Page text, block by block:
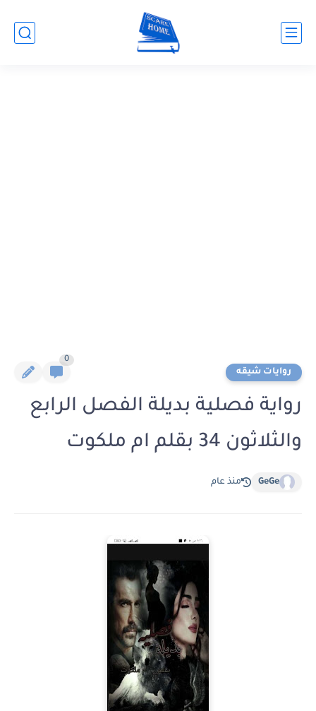
روايات شيقه
0
رواية فصلية بديلة الفصل الرابع
والثلاثون 34 بقلم ام ملكوت
GeGe منذ عام